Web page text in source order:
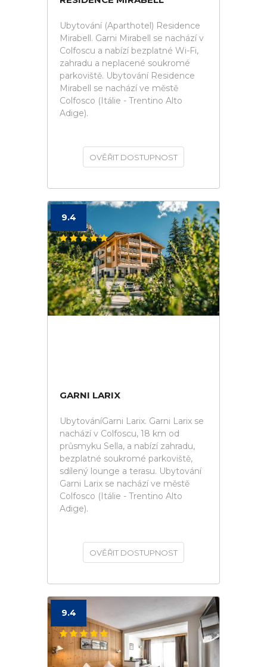
Ubytování (Aparthotel) Residence
Mirabell. Garni Mirabell se nachází v
Colfoscu a nabízí bezplatné Wi-Fi,
zahradu a neplacené soukromé
parkoviště. Ubytování Residence
Mirabell se nachází ve městě
Colfosco (Itálie - Trentino Alto
Adige).
OVĚŘIT DOSTUPNOST
9.4
GARNI LARIX
UbytováníGarni Larix. Garni Larix se
nachází v Colfoscu, 18 km od
průsmyku Sella, a nabízí zahradu,
bezplatné soukromé parkoviště,
sdílený lounge a terasu. Ubytování
Garni Larix se nachází ve městě
Colfosco (Itálie - Trentino Alto
Adige).
OVĚŘIT DOSTUPNOST
9.4